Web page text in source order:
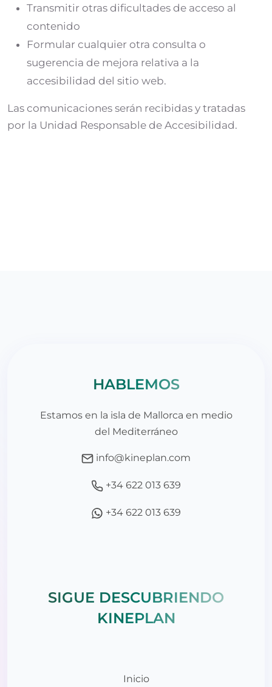
Transmitir otras dificultades de acceso al
contenido
Formular cualquier otra consulta o
sugerencia de mejora relativa a la
accesibilidad del sitio web.
Las comunicaciones serán recibidas y tratadas
por la Unidad Responsable de Accesibilidad.
HABLEMOS
Estamos en la isla de Mallorca en medio
del Mediterráneo
info@kineplan.com
+34 622 013 639
+34 622 013 639
SIGUE DESCUBRIENDO
KINEPLAN
Inicio